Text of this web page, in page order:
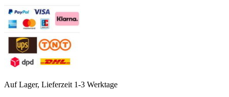
Auf Lager, Lieferzeit 1-3 Werktage